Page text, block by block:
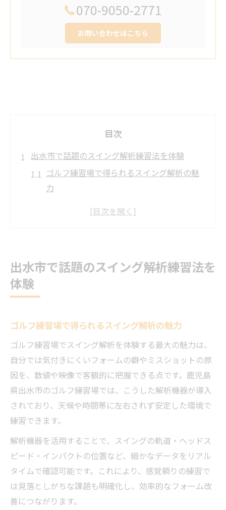
070-9050-2771
お問い合わせはこちら
目次
出水市で話題のスイング解析練習法を体験
ゴルフ練習場で得られるスイング解析の魅
力
最新設備が揃うゴルフ練習場の特徴と選び
ゴルフ練習場で習得できるフォーム改善の
ゴルフ練習場の設備でフォーム改善が叶う理由
スイング解析機器が支えるゴルフ練習場の
強み
ゴルフ練習場で実践するデータ活用のコツ
フォーム改善を加速する練習場の設備比較
ゴルフ練習場の解析技術が上達をサポート
ゴルフ練習場で映像解析を活かす方法
効率的なスイング上達に役立つ解析活用術を解
説
ゴルフ練習場で効率よく解析を使うステッ
プ
出水市で話題のスイング解析練習法を
体験
ゴルフ練習場で得られるスイング解析の魅力
ゴルフ練習場でスイング解析を体験する最大の魅力は、
自分では気付きにくいフォームの癖やミスショットの原
因を、数値や映像で客観的に把握できる点です。鹿児島
県出水市のゴルフ練習場では、こうした解析機器が導入
されており、天候や時間帯に左右されず安定した環境で
練習できます。
解析機器を活用することで、スイングの軌道・ヘッドス
ピード・インパクトの位置など、細かなデータをリアル
タイムで確認可能です。これにより、感覚頼りの練習で
は見落としがちな課題も明確化し、効率的なフォーム改
善につながります。